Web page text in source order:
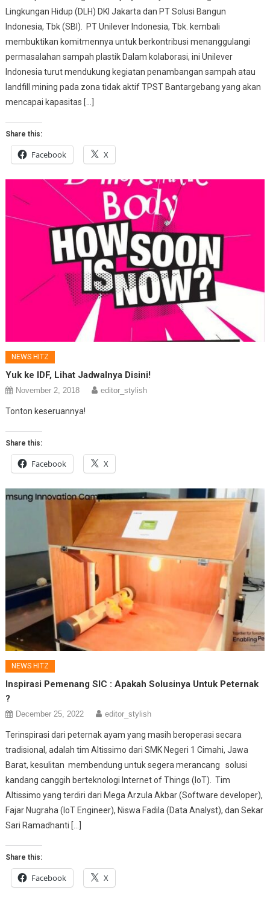
Lingkungan Hidup (DLH) DKI Jakarta dan PT Solusi Bangun
Indonesia, Tbk (SBI). PT Unilever Indonesia, Tbk. kembali
membuktikan komitmennya untuk berkontribusi menanggulangi
permasalahan sampah plastik Dalam kolaborasi, ini Unilever
Indonesia turut mendukung kegiatan penambangan sampah atau
landfill mining pada zona tidak aktif TPST Bantargebang yang akan
mencapai kapasitas […]
Share this:
Facebook X
NEWS HITZ
Yuk ke IDF, Lihat Jadwalnya Disini!
November 2, 2018 editor_stylish
Tonton keseruannya!
Share this:
Facebook X
NEWS HITZ
Inspirasi Pemenang SIC : Apakah Solusinya Untuk Peternak
?
December 25, 2022 editor_stylish
Terinspirasi dari peternak ayam yang masih beroperasi secara
tradisional, adalah tim Altissimo dari SMK Negeri 1 Cimahi, Jawa
Barat, kesulitan membendung untuk segera merancang solusi
kandang canggih berteknologi Internet of Things (IoT). Tim
Altissimo yang terdiri dari Mega Arzula Akbar (Software developer),
Fajar Nugraha (IoT Engineer), Niswa Fadila (Data Analyst), dan Sekar
Sari Ramadhanti […]
Share this:
Facebook X